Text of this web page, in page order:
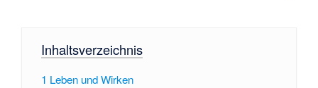
Inhaltsverzeichnis
1 Leben und Wirken